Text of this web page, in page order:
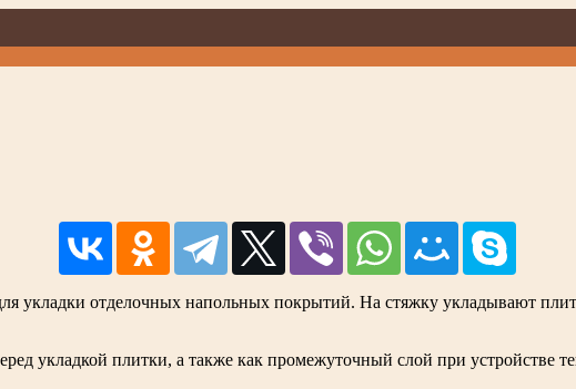
укладки отделочных напольных покрытий. На стяжку укладывают
укладкой плитки, а также как промежуточный слой при устройстве